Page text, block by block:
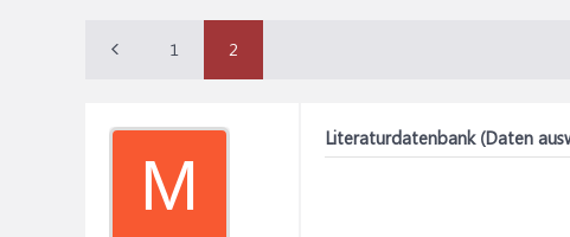
1 2
M
Literaturdatenbank (Daten